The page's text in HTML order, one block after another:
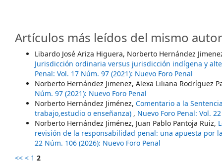
Artículos más leídos del mismo
Libardo José Ariza Higuera, Norberto Hernández
Jurisdicción ordinaria versus jurisdicción indígena y
Penal: Vol. 17 Núm. 97 (2021): Nuevo Foro Penal
Norberto Hernández Jimenez, Alexa Liliana Rodríguez
Núm. 97 (2021): Nuevo Foro Penal
Norberto Hernández Jiménez, Comentario a la
trabajo,estudio o enseñanza) , Nuevo Foro Penal: Vol.
Norberto Hernández Jiménez, Juan Pablo Pantoja Ruiz,
revisión de la responsabilidad penal: una apuesta por
22 Núm. 106 (2026): Nuevo Foro Penal
<< < 1 2